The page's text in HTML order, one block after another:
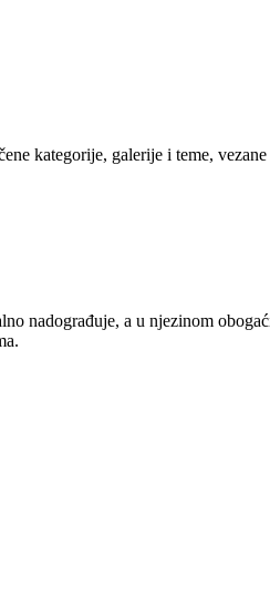
kategorije, galerije i teme,
nadograđuje, a u njezinom